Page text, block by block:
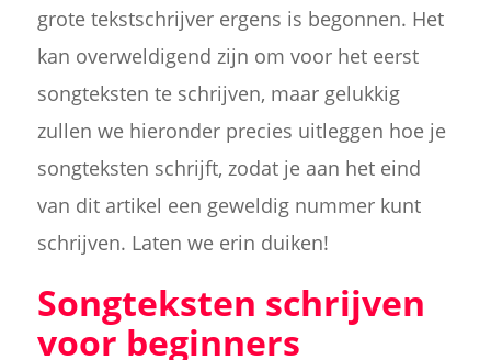
grote tekstschrijver ergens is begonnen. Het
kan overweldigend zijn om voor het eerst
songteksten te schrijven, maar gelukkig
zullen we hieronder precies uitleggen hoe je
songteksten schrijft, zodat je aan het eind
van dit artikel een geweldig nummer kunt
schrijven. Laten we erin duiken!
Songteksten schrijven
voor beginners